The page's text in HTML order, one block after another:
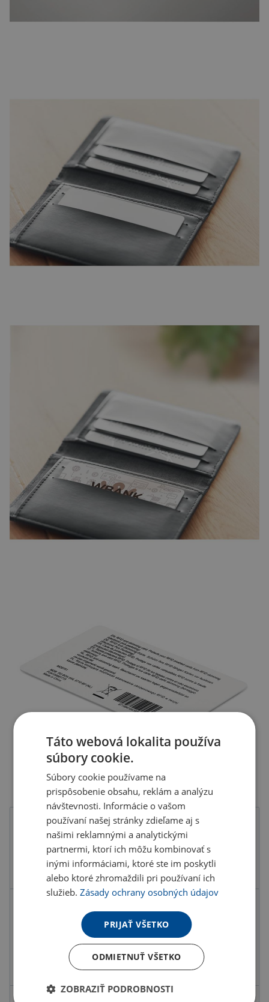
Farba
Táto webová lokalita používa
súbory cookie.
Súbory cookie používame na
prispôsobenie obsahu, reklám a analýzu
návštevnosti. Informácie o vašom
používaní našej stránky zdieľame aj s
našimi reklamnými a analytickými
partnermi, ktorí ich môžu kombinovať s
inými informáciami, ktoré ste im poskytli
alebo ktoré zhromaždili pri používaní ich
služieb.Zásady ochrany osobných údajov
PRIJAŤ VŠETKO
ODMIETNUŤ VŠETKO
ZOBRAZIŤ PODROBNOSTI